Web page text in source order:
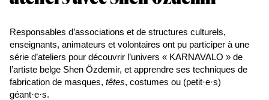
En tournée
100 Dessus
Dessous
Projets
Responsables d’associations et de structures culturels,
enseignants, animateurs et volontaires ont pu participer à une
série d’ateliers pour découvrir l’univers « KARNAVALO » de
l’artiste belge Shen Özdemir, et apprendre ses techniques de
fabrication de masques, têtes, costumes ou (petit·e·s)
géant·e·s.